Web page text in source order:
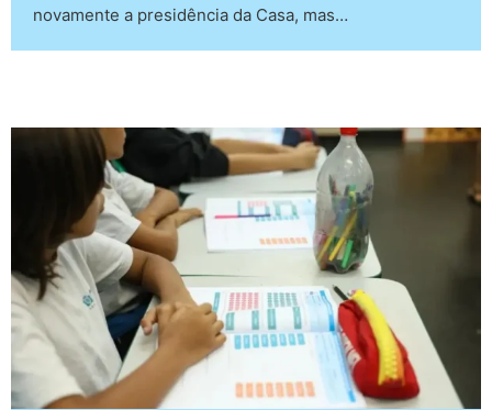
novamente a presidência da Casa, mas…